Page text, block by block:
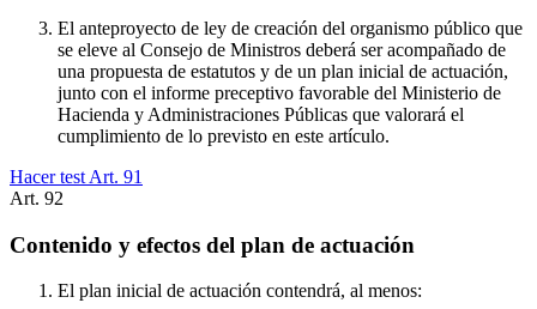
El anteproyecto de ley de creación del organismo público que
se eleve al Consejo de Ministros deberá ser acompañado de
una propuesta de estatutos y de un plan inicial de actuación,
junto con el informe preceptivo favorable del Ministerio de
Hacienda y Administraciones Públicas que valorará el
cumplimiento de lo previsto en este artículo.
Hacer test Art. 91
Art. 92
Contenido y efectos del plan de actuación
El plan inicial de actuación contendrá, al menos: